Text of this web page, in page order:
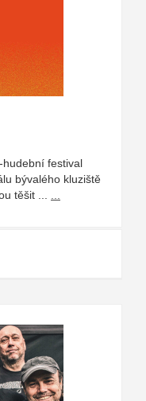
hudební festival
bývalého kluziště
těšit ...